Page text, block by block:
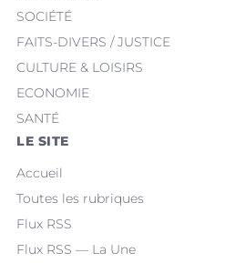
SOCIÉTÉ
FAITS-DIVERS / JUSTICE
CULTURE & LOISIRS
ECONOMIE
SANTÉ
LE SITE
Accueil
Toutes les rubriques
Flux RSS
Flux RSS — La Une